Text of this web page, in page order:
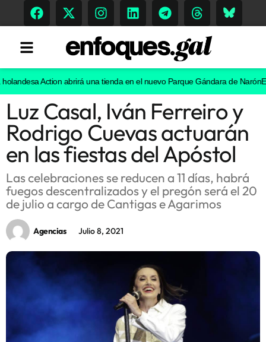
Tendencias
Memoria Histórica
Gastronomía
Escenarios
Sostenibilidad
Action abrirá una tienda en el nuevo Parque Gándara de NarónEl
Luz Casal, Iván Ferreiro y
Rodrigo Cuevas actuarán
en las fiestas del Apóstol
Las celebraciones se reducen a 11 días, habrá
fuegos descentralizados y el pregón será el 20
de julio a cargo de Cantigas e Agarimos
Agencias Julio 8, 2021